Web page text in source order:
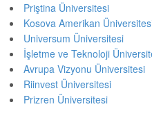
Priştina Üniversitesi
Kosova Amerikan
Universum Üniversitesi
İşletme ve Teknoloji
Avrupa Vizyonu Üniversitesi
Riinvest Üniversitesi
Prizren Üniversitesi